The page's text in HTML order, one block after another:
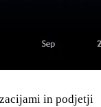
in podjetji